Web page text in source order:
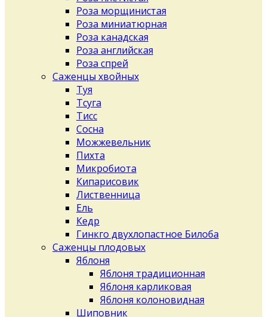
Роза морщинистая
Роза миниатюрная
Роза канадская
Роза английская
Роза спрей
Саженцы хвойных
Туя
Тсуга
Тисс
Сосна
Можжевельник
Пихта
Микробиота
Кипарисовик
Лиственница
Ель
Кедр
Гинкго двухлопастное Билоба
Саженцы плодовых
Яблоня
Яблоня традиционная
Яблоня карликовая
Яблоня колоновидная
Шиповник